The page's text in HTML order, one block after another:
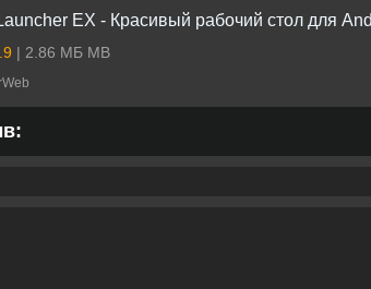
EX - Красивый рабочий стол для
| 2.86 МБ MB